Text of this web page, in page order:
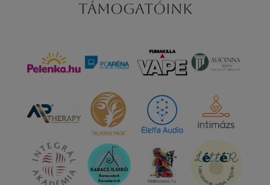
Támogatóink